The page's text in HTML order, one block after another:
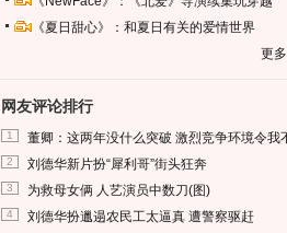
《夏日甜心》：和夏日有关的爱情世界
更
网友评论排行
1 董卿：这两年没什么突破 激烈竞争环境令我
2 刘德华新片扮“犀利哥”街头狂奔
3 为救母女俩 人艺演员中数刀(图)
4 刘德华扮邋遢农民工太逼真 遭警察驱赶